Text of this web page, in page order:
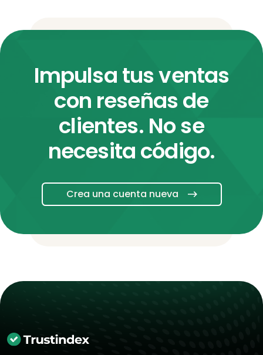
Impulsa tus ventas
con reseñas de
clientes. No se
necesita código.
Crea una cuenta nueva